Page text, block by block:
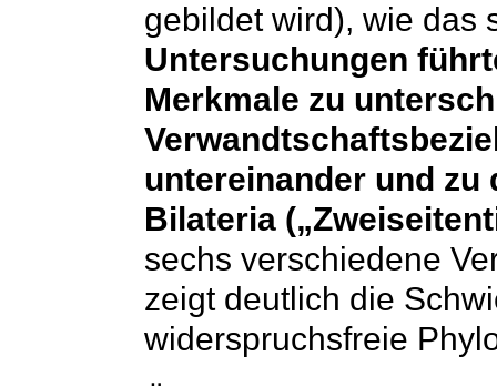
gebildet wird), wie das
Untersuchungen
Merkmale zu
untereinander und zu
Bilateria
sechs verschiedene
zeigt deutlich die
widerspruchsfreie